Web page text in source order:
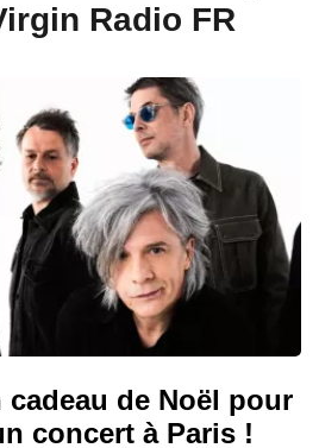
Radio FR
de Noël pour
concert à Paris !